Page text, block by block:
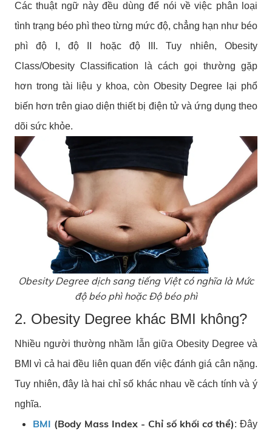
Các thuật ngữ này đều dùng để nói về việc phân loại
tình trạng béo phì theo từng mức độ, chẳng hạn như béo
phì độ I, độ II hoặc độ III. Tuy nhiên, Obesity
Class/Obesity Classification là cách gọi thường gặp
hơn trong tài liệu y khoa, còn Obesity Degree lại phổ
biến hơn trên giao diện thiết bị điện tử và ứng dụng theo
dõi sức khỏe.
Obesity Degree dịch sang tiếng Việt có nghĩa là Mức
độ béo phì hoặc Độ béo phì
2. Obesity Degree khác BMI không?
Nhiều người thường nhầm lẫn giữa Obesity Degree và
BMI vì cả hai đều liên quan đến việc đánh giá cân nặng.
Tuy nhiên, đây là hai chỉ số khác nhau về cách tính và ý
nghĩa.
BMI (Body Mass Index - Chỉ số khối cơ thể): Đây